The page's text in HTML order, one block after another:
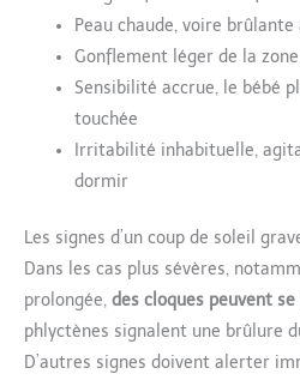
Peau chaude, voire
Gonflement léger de la
Sensibilité accrue, le bébé
touchée
Irritabilité inhabituelle,
dormir
Les signes d’un coup de soleil
Dans les cas plus sévères,
prolongée, des cloques peuvent
phlyctènes signalent une brûlure
D’autres signes doivent alerter